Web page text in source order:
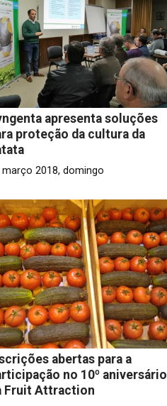
apresenta soluções
proteção da cultura da
março 2018, domingo
abertas para a
no 10º aniversário
Fruit Attraction